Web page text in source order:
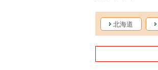
北海道